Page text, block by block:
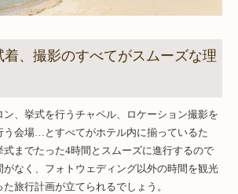
、撮影のすべてがスムーズな理
、挙式を行うチャペル、ロケーション撮影を
う会場…とすべてがホテル内に揃っているた
までたった4時間とスムーズに進行するので
なく、フォトウェディング以外の時間を観光
旅行計画が立てられるでしょう。